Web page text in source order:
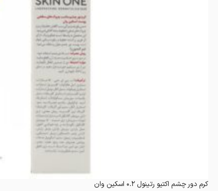
کرم دور چشم اکتیو رتینول 0.2 اسکین وان